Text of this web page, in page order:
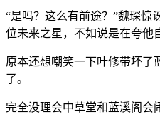
“是吗？这么有前途？”魏琛惊
位未来之星，不如说是在夸他
原本还想嘲笑一下叶修带坏了
了。
完全没理会中草堂和蓝溪阁会